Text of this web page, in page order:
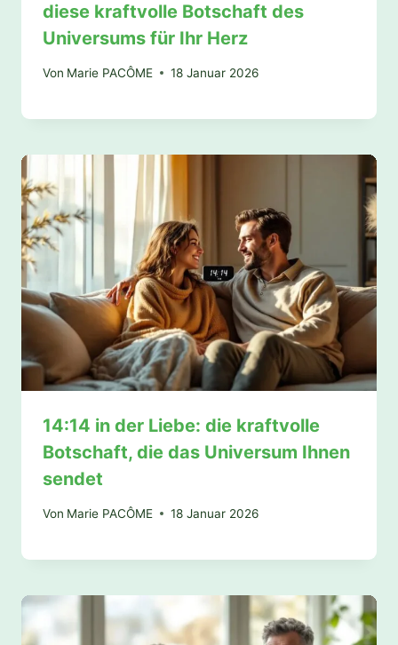
diese kraftvolle Botschaft des
Universums für Ihr Herz
Von Marie PACÔME 18 Januar 2026
14:14 in der Liebe: die kraftvolle
Botschaft, die das Universum Ihnen
sendet
Von Marie PACÔME 18 Januar 2026